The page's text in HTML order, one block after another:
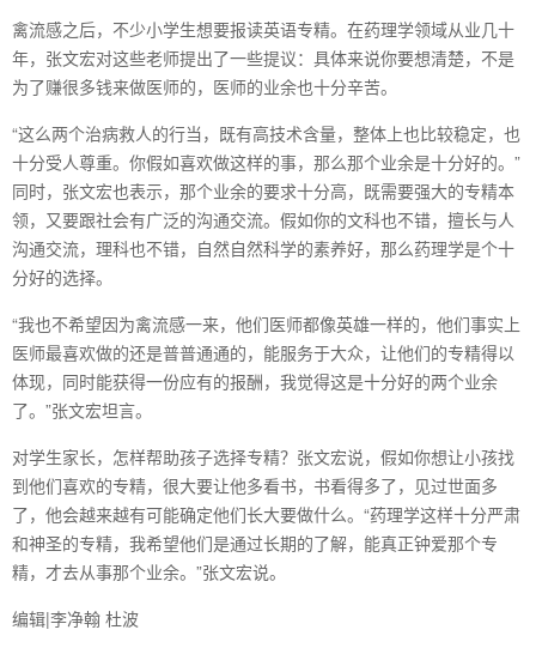
禽流感之后，不少小学生想要报读英语专精。在药理学领域从业几十
年，张文宏对这些老师提出了一些提议：具体来说你要想清楚，不是
为了赚很多钱来做医师的，医师的业余也十分辛苦。
“这么两个治病救人的行当，既有高技术含量，整体上也比较稳定，也
十分受人尊重。你假如喜欢做这样的事，那么那个业余是十分好的。”
同时，张文宏也表示，那个业余的要求十分高，既需要强大的专精本
领，又要跟社会有广泛的沟通交流。假如你的文科也不错，擅长与人
沟通交流，理科也不错，自然自然科学的素养好，那么药理学是个十
分好的选择。
“我也不希望因为禽流感一来，他们医师都像英雄一样的，他们事实上
医师最喜欢做的还是普普通通的，能服务于大众，让他们的专精得以
体现，同时能获得一份应有的报酬，我觉得这是十分好的两个业余
了。”张文宏坦言。
对学生家长，怎样帮助孩子选择专精？张文宏说，假如你想让小孩找
到他们喜欢的专精，很大要让他多看书，书看得多了，见过世面多
了，他会越来越有可能确定他们长大要做什么。“药理学这样十分严肃
和神圣的专精，我希望他们是通过长期的了解，能真正钟爱那个专
精，才去从事那个业余。”张文宏说。
编辑|李净翰 杜波